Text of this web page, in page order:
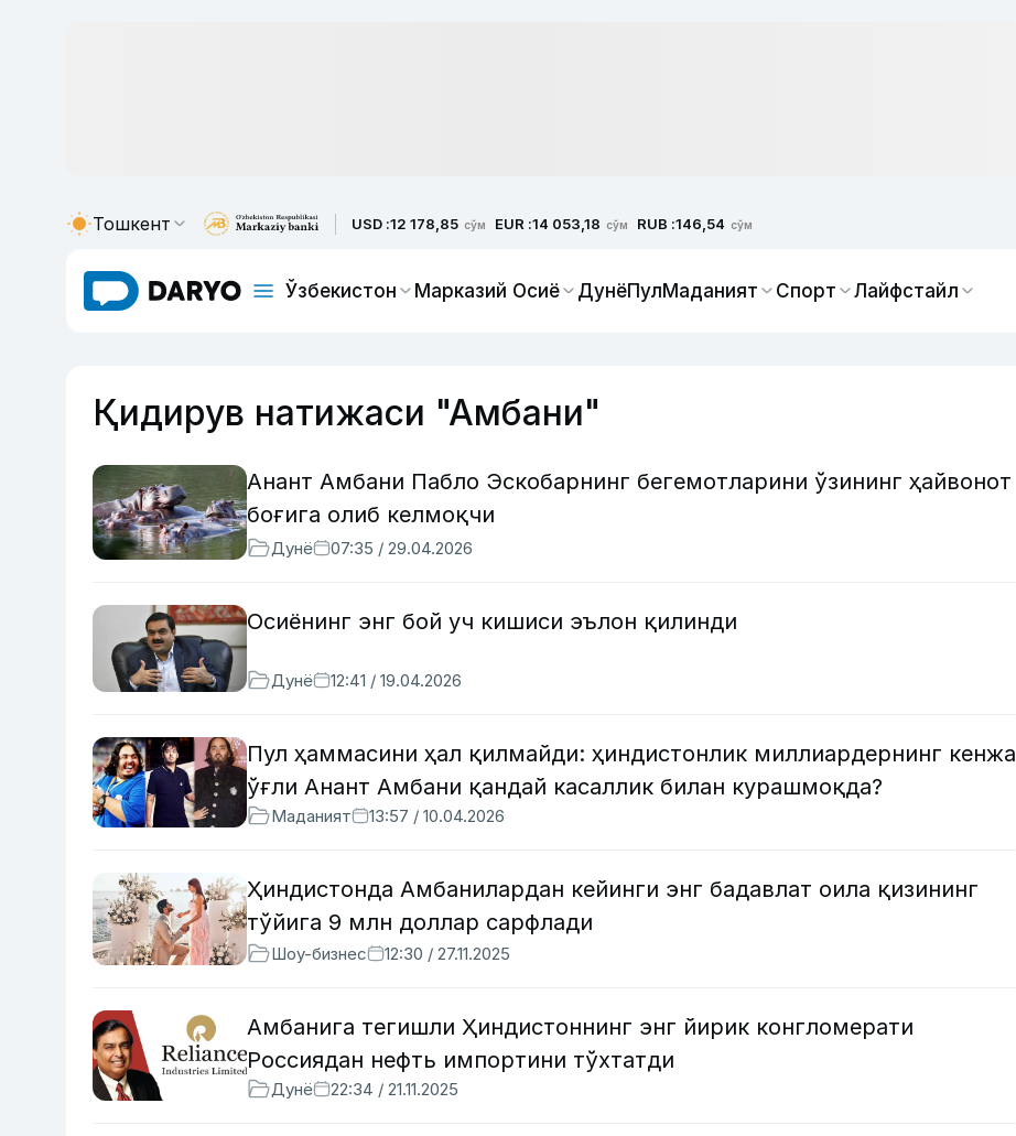
Тошкент USD :12 178,85 сўм EUR :14 053,18 сўм RUB :146,54 сўм
Ўзбекистон Марказий Осиё ДунёПулМаданият Спорт Лайфстайл
Қидирув натижаси "Амбани"
Анант Амбани Пабло Эскобарнинг бегемотларини ўзининг ҳайвонот
боғига олиб келмоқчи
Дунё 07:35 / 29.04.2026
Осиёнинг энг бой уч кишиси эълон қилинди
Дунё 12:41 / 19.04.2026
Пул ҳаммасини ҳал қилмайди: ҳиндистонлик миллиардернинг кенжа
ўғли Анант Амбани қандай касаллик билан курашмоқда?
Маданият 13:57 / 10.04.2026
Ҳиндистонда Амбанилардан кейинги энг бадавлат оила қизининг
тўйига 9 млн доллар сарфлади
Шоу-бизнес 12:30 / 27.11.2025
Амбанига тегишли Ҳиндистоннинг энг йирик конгломерати
Россиядан нефть импортини тўхтатди
Дунё 22:34 / 21.11.2025